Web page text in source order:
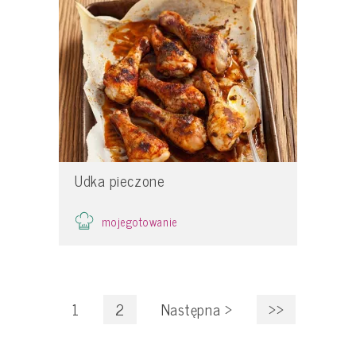
Udka pieczone
mojegotowanie
1 2 Następna > >>